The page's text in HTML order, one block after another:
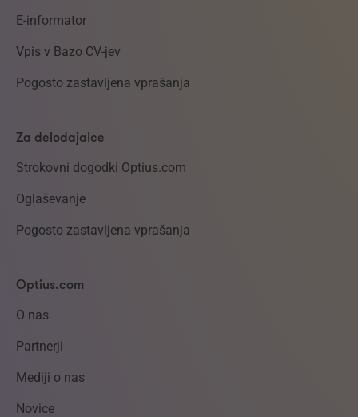
E-informator
Vpis v Bazo CV-jev
Pogosto zastavljena vprašanja
Za delodajalce
Strokovni dogodki Optius.com
Oglaševanje
Pogosto zastavljena vprašanja
Optius.com
O nas
Partnerji
Mediji o nas
Novice